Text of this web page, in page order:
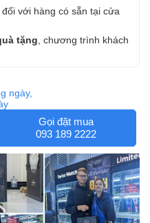
với hàng có sẵn tại cửa
tặng , chương trình khách
ngày,
Gọi đặt mua
093 189 2222